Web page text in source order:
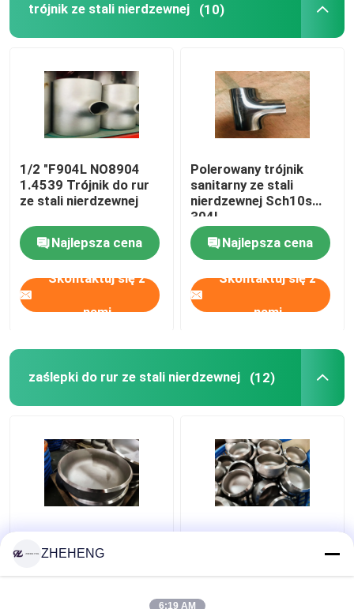
trójnik ze stali nierdzewnej (10)
1/2 "F904L NO8904
1.4539 Trójnik do rur
ze stali nierdzewnej
Najlepsza cena
Skontaktuj się z
nami
Polerowany trójnik
sanitarny ze stali
nierdzewnej Sch10s
304L
Najlepsza cena
Skontaktuj się z
nami
zaślepki do rur ze stali nierdzewnej (12)
ze stali nierdzewnej
ZHEHENG
6:19 AM